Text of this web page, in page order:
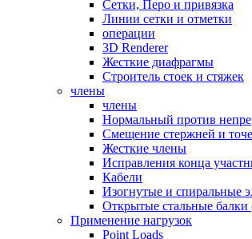
Сетки, Перо и привязка
Линии сетки и отметки
операции
3D Renderer
Жесткие диафрагмы
Строитель стоек и стяжек
члены
члены
Нормальный против
Смещение стержней и
Жесткие члены
Исправления конца
Кабели
Изогнутые и спиральные
Открытые стальные балки
Применение нагрузок
Point Loads